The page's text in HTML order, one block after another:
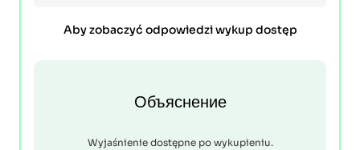
Aby zobaczyć odpowiedzi wykup dostęp
Объяснение
Wyjaśnienie dostępne po wykupieniu.